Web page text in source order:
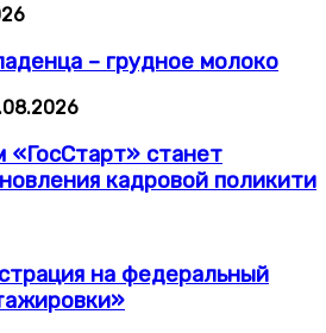
– грудное молоко
станет
кадровой поликити
на федеральный